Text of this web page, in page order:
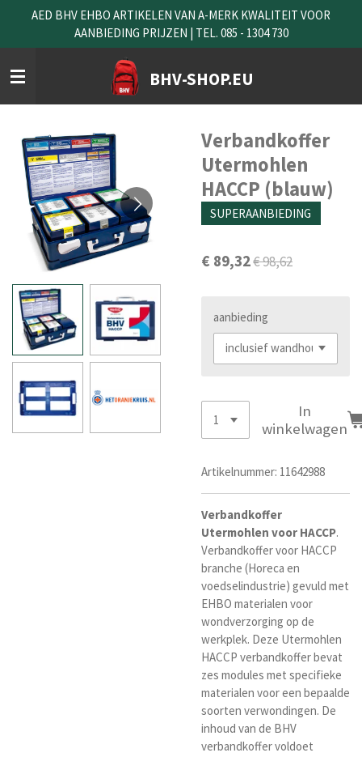
naar
de
hoofdinhoud
BHV-SHOP.EU
AED BHV EHBO ARTIKELEN VAN A-MERK KWALITEIT VOOR
AANBIEDING PRIJZEN | TEL. 085 - 1304 730
Verbandkoffer
Utermohlen
HACCP (blauw)
SUPERAANBIEDING
€ 89,32€ 98,62
aanbieding
In
winkelwagen
Artikelnummer: 11642988
Verbandkoffer
Utermohlen voor HACCP.
Verbandkoffer voor HACCP
branche (Horeca en
voedselindustrie) gevuld met
EHBO materialen voor
wondverzorging op de
werkplek. Deze Utermohlen
HACCP verbandkoffer bevat
zes modules met specifieke
materialen voor een bepaalde
soorten verwondingen. De
inhoud van de BHV
verbandkoffer voldoet